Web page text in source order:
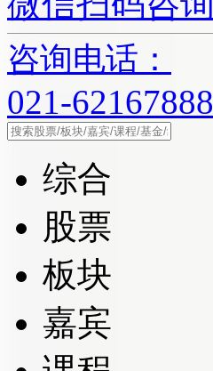
咨询电话：
021-62167888
综合
股票
板块
嘉宾